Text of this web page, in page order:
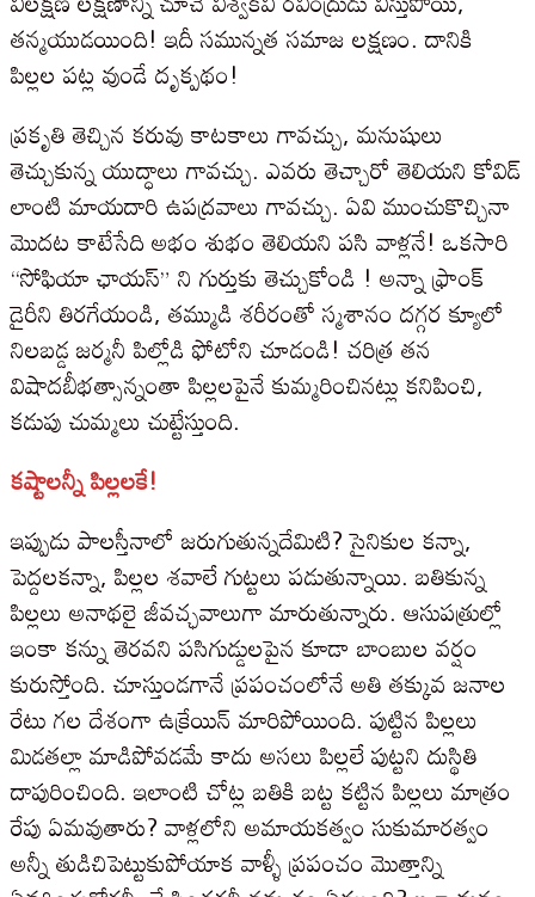
తన్మయుడయింది! ఇదీ సమున్నత సమాజ లక్షణం. దానికి
పిల్లల పట్ల వుండే దృక్పథం!
ప్రకృతి తెచ్చిన కరువు కాటకాలు గావచ్చు, మనుషులు
తెచ్చుకున్న యుద్ధాలు గావచ్చు. ఎవరు తెచ్చారో తెలియని కోవిడ్
లాంటి మాయదారి ఉపద్రవాలు గావచ్చు. ఏవి ముంచుకొచ్చినా
మొదట కాటేసేది అభం శుభం తెలియని పసి వాళ్లనే! ఒకసారి
“సోఫియా ఛాయస్” ని గుర్తుకు తెచ్చుకోండి ! అన్నా ఫ్రాంక్
డైరీని తిరగేయండి, తమ్ముడి శరీరంతో స్మశానం దగ్గర క్యూలో
నిలబడ్డ జర్మనీ పిల్లోడి ఫోటోని చూడండి! చరిత్ర తన
విషాదబీభత్సాన్నంతా పిల్లలపైనే కుమ్మరించినట్లు కనిపించి,
కడుపు చుమ్మలు చుట్టేస్తుంది.
కష్టాలన్నీ పిల్లలకే!
ఇప్పుడు పాలస్తీనాలో జరుగుతున్నదేమిటి? సైనికుల కన్నా,
పెద్దలకన్నా, పిల్లల శవాలే గుట్టలు పడుతున్నాయి. బతికున్న
పిల్లలు అనాథలై జీవచ్ఛవాలుగా మారుతున్నారు. ఆసుపత్రుల్లో
ఇంకా కన్ను తెరవని పసిగుడ్డులపైన కూడా బాంబుల వర్షం
కురుస్తోంది. చూస్తుండగానే ప్రపంచంలోనే అతి తక్కువ జనాల
రేటు గల దేశంగా ఉక్రేయిన్ మారిపోయింది. పుట్టిన పిల్లలు
మిడతల్లా మాడిపోవడమే కాదు అసలు పిల్లలే పుట్టని దుస్థితి
దాపురించింది. ఇలాంటి చోట్ల బతికి బట్ట కట్టిన పిల్లలు మాత్రం
రేపు ఏమవుతారు? వాళ్లలోని అమాయకత్వం సుకుమారత్వం
అన్నీ తుడిచిపెట్టుకుపోయాక వాళ్ళీ ప్రపంచం మొత్తాన్ని